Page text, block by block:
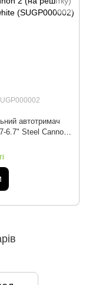
автотримач
6.7" Steel Cannon 2
creamy-white